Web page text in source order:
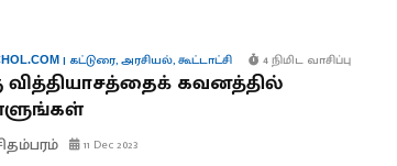
| கட்டுரை,அரசியல்,கூட்டாட்சி 4 நிமிட வாசிப்பு
வித்தியாசத்தைக் கவனத்தில்
11 Dec 2023